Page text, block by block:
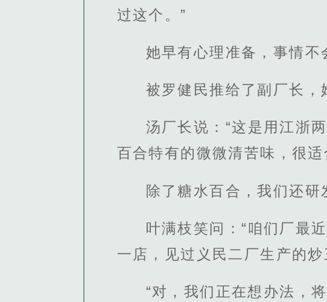
过这个。”
她早有心理准备，事情不
被罗健民推给了副厂长，
汤厂长说：“这是用江浙
百合特有的微微清苦味，很适
除了糖水百合，我们还研
叶满枝笑问：“咱们厂最
一店，见过义民二厂生产的
“对，我们正在想办法，